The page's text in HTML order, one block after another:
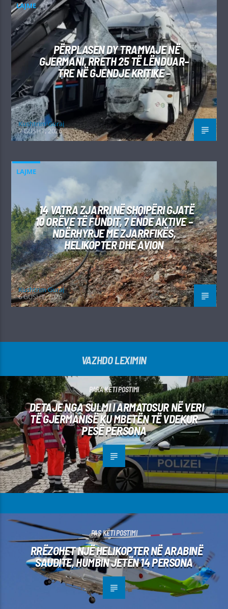
LAJME
PËRPLASEN DY TRAMVAJE NË
GJERMANI, RRETH 25 TË LËNDUAR–
TRE NË GJENDJE KRITIKE –
Kushtrim Guraj
7 GUSHT, 2026
LAJME
14 VATRA ZJARRI NË SHQIPËRI GJATË
10 ORËVE TË FUNDIT, 7 ENDE AKTIVE –
NDËRHYRJE ME ZJARRFIKËS,
HELIKOPTER DHE AVION
Kushtrim Guraj
6 GUSHT, 2026
VAZHDO LEXIMIN
PARA KËTI POSTIMI
DETAJE NGA SULMI I ARMATOSUR NË VERI
TË GJERMANISË KU MBETËN TË VDEKUR
PESË PERSONA
PAS KËTI POSTIMI
RRËZOHET NJË HELIKOPTER NË ARABINË
SAUDITE, HUMBIN JETËN 14 PERSONA